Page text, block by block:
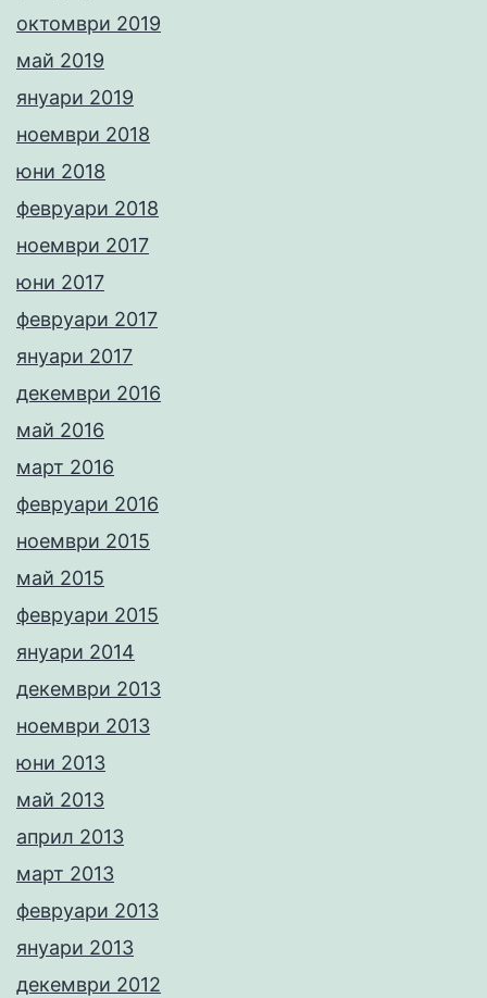
октомври 2019
май 2019
януари 2019
ноември 2018
юни 2018
февруари 2018
ноември 2017
юни 2017
февруари 2017
януари 2017
декември 2016
май 2016
март 2016
февруари 2016
ноември 2015
май 2015
февруари 2015
януари 2014
декември 2013
ноември 2013
юни 2013
май 2013
април 2013
март 2013
февруари 2013
януари 2013
декември 2012